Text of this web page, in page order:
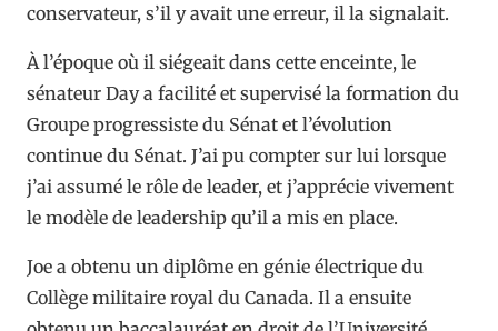
conservateur, s’il y avait une erreur, il la signalait.
À l’époque où il siégeait dans cette enceinte, le
sénateur Day a facilité et supervisé la formation du
Groupe progressiste du Sénat et l’évolution
continue du Sénat. J’ai pu compter sur lui lorsque
j’ai assumé le rôle de leader, et j’apprécie vivement
le modèle de leadership qu’il a mis en place.
Joe a obtenu un diplôme en génie électrique du
Collège militaire royal du Canada. Il a ensuite